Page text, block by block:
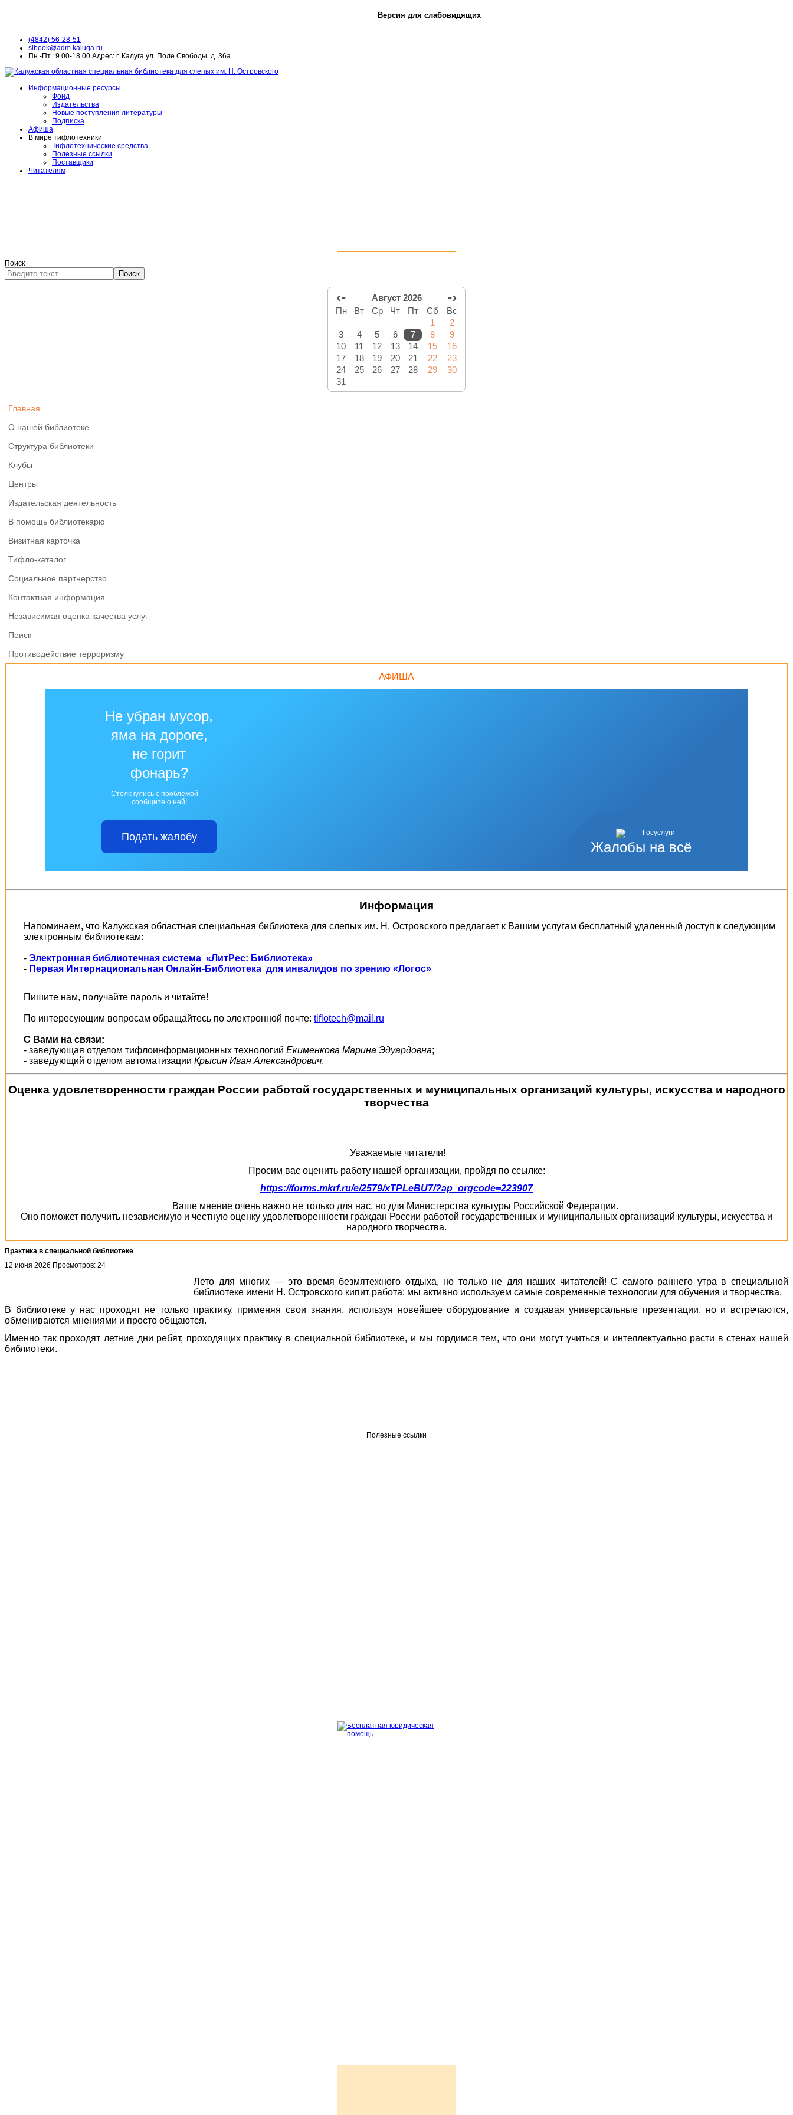
Версия для слабовидящих
(4842) 56-28-51
slbook@adm.kaluga.ru
Пн.-Пт.: 9.00-18.00 Адрес: г. Калуга ул. Поле Свободы. д. 36а
Информационные ресурсы
Фонд
Издательства
Новые поступления литературы
Подписка
Афиша
В мире тифлотехники
Тифлотехнические средства
Полезные ссылки
Поставщики
Читателям
Поиск
Поиск
‹- Август 2026 -›
Пн Вт Ср Чт Пт Сб
Вс
1
2
3
4 5 6 7 8
9
10
11 12 13 14 15
16
17
18 19 20 21 22
23
24
25 26 27 28 29
30
31
Главная
О нашей библиотеке
Структура библиотеки
Клубы
Центры
Издательская деятельность
В помощь библиотекарю
Визитная карточка
Тифло-каталог
Социальное партнерство
Контактная информация
Независимая оценка качества услуг
Поиск
Противодействие терроризму
АФИША
Жалобы на всё
Не убран мусор,
яма на дороге,
не горит
фонарь?
Столкнулись с проблемой —
сообщите о ней!
Подать жалобу
Информация
Напоминаем, что Калужская областная специальная библиотека для слепых им. Н. Островского предлагает к Вашим услугам бесплатный удаленный доступ к следующим
электронным библиотекам:
- Электронная библиотечная система «ЛитРес: Библиотека»
- Первая Интернациональная Онлайн-Библиотека для инвалидов по зрению «Логос»
Пишите нам, получайте пароль и читайте!
По интересующим вопросам обращайтесь по электронной почте: tiflotech@mail.ru
С Вами на связи:
- заведующая отделом тифлоинформационных технологий Екименкова Марина Эдуардовна;
- заведующий отделом автоматизации Крысин Иван Александрович.
Оценка удовлетворенности граждан России работой государственных и муниципальных организаций культуры, искусства и народного
творчества
Уважаемые читатели!
Просим вас оценить работу нашей организации, пройдя по ссылке:
https://forms.mkrf.ru/e/2579/xTPLeBU7/?ap_orgcode=223907
Ваше мнение очень важно не только для нас, но для Министерства культуры Российской Федерации.
Оно поможет получить независимую и честную оценку удовлетворенности граждан России работой государственных и муниципальных организаций культуры, искусства и
народного творчества.
Практика в специальной библиотеке
12 июня 2026 Просмотров: 24
Лето для многих — это время безмятежного отдыха, но только не для наших читателей! С самого раннего утра в специальной
библиотеке имени Н. Островского кипит работа: мы активно используем самые современные технологии для обучения и творчества.
В библиотеке у нас проходят не только практику, применяя свои знания, используя новейшее оборудование и создавая универсальные презентации, но и встречаются,
обмениваются мнениями и просто общаются.
Именно так проходят летние дни ребят, проходящих практику в специальной библиотеке, и мы гордимся тем, что они могут учиться и интеллектуально расти в стенах нашей
библиотеки.
Полезные ссылки